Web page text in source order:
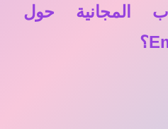
المجانية حول